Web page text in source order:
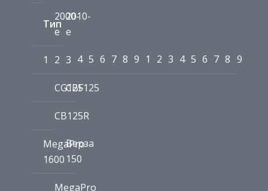
Тип
2000-
е
2010-
е
1 2 3 4 5 6 7 8 9 1 2 3 4 5 6 7 8 9
CG125
CBF125
CB125R
MegaPro
1600
Верза
150
MegaPro